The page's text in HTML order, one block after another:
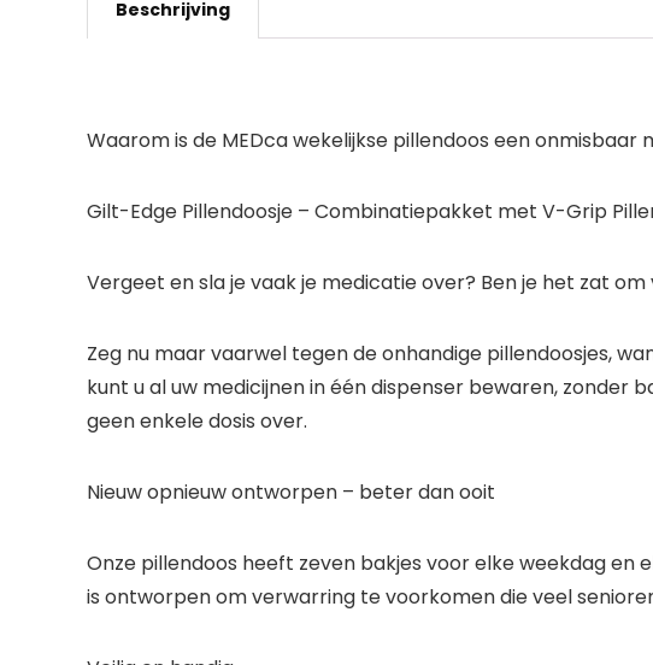
Beschrijving
Waarom is de MEDca wekelijkse pillendoos een onmisbaar
Gilt-Edge Pillendoosje – Combinatiepakket met V-Grip
Vergeet en sla je vaak je medicatie over? Ben je het zat
Zeg nu maar vaarwel tegen de onhandige pillendoosjes,
kunt u al uw medicijnen in één dispenser bewaren, zonder
geen enkele dosis over.
Nieuw opnieuw ontworpen – beter dan ooit
Onze pillendoos heeft zeven bakjes voor elke weekdag
is ontworpen om verwarring te voorkomen die veel